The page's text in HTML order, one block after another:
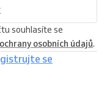
souhlasíte se
osobních údajů.
se